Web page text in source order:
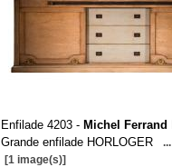
Enfilade 4203 - Michel Ferrand
Grande enfilade HORLOGER
...
[1 image(s)]